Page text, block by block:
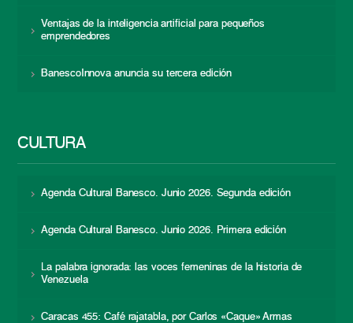
Ventajas de la inteligencia artificial para pequeños
emprendedores
BanescoInnova anuncia su tercera edición
CULTURA
Agenda Cultural Banesco. Junio 2026. Segunda edición
Agenda Cultural Banesco. Junio 2026. Primera edición
La palabra ignorada: las voces femeninas de la historia de
Venezuela
Caracas 455: Café rajatabla, por Carlos «Caque» Armas